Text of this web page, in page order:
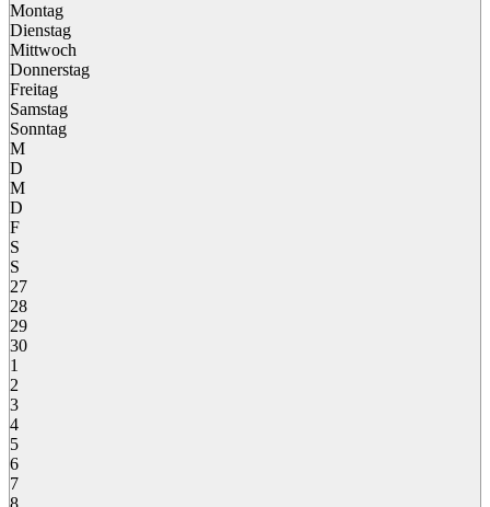
Montag
Dienstag
Mittwoch
Donnerstag
Freitag
Samstag
Sonntag
M
D
M
D
F
S
S
27
28
29
30
1
2
3
4
5
6
7